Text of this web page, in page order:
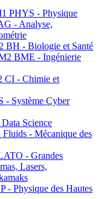
PHYS - Physique
- Analyse,
- Biologie et Santé
BME - Ingénierie
- Chimie et
- Système Cyber
Science
- Mécanique des
- Grandes
Lasers,
- Physique des Hautes